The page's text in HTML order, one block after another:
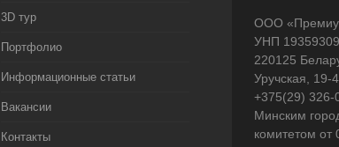
3D тур
Портфолио
Информационные статьи
Вакансии
Контакты
ООО
УНП
220125
Уручская, 19-
+375(29) 326-
Минским
комитетом от